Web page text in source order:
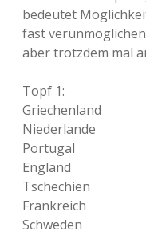
bedeutet
fast
aber trotzdem mal
Topf 1:
Griechenland
Niederlande
Portugal
England
Tschechien
Frankreich
Schweden